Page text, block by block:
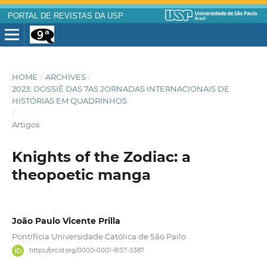
PORTAL DE REVISTAS DA USP
HOME / ARCHIVES /
2023: DOSSIÊ DAS 7AS JORNADAS INTERNACIONAIS DE
HISTÓRIAS EM QUADRINHOS
/
Artigos
Knights of the Zodiac: a
theopoetic manga
João Paulo Vicente Prilla
Pontifícia Universidade Católica de São Pailo
https://orcid.org/0000-0001-8157-0387